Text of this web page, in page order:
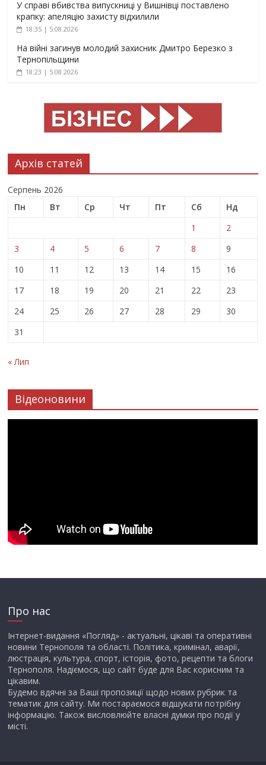
У справі вбивства випускниці у Вишнівці поставлено
крапку: апеляцію захисту відхилили
18:35 | 5.08.2026
На війні загинув молодий захисник Дмитро Березко з
Тернопільщини
18:23 | 5.08.2026
Архів статей
Серпень 2026
Пн
Вт Ср Чт Пт Сб
Нд
1
2
3
4 5 6 7 8
9
10
11 12 13 14 15
16
17
18 19 20 21 22
23
24
25 26 27 28 29
30
31
« Лип
Відеоновини
Про нас
Інтернет-видання «Погляд» - актуальні, цікаві та оперативні
новини Тернополя та області. Політика, кримінал, аварії,
люстрація, культура, спорт, історія, фото, рецепти та блоги
Тернополя. Надіємося, що сайт буде для Вас корисним та
цікавим.
Будемо вдячні за Ваші пропозиції щодо нових рубрик та
тематик для сайту. Ми постараємося відшукати потрібну
інформацію. Також висловлюйте власні думки про події у
місті.